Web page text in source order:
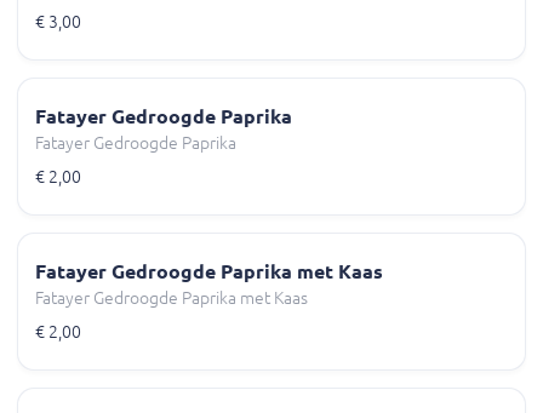
€ 3,00
Fatayer Gedroogde Paprika
Fatayer Gedroogde Paprika
€ 2,00
Fatayer Gedroogde Paprika met Kaas
Fatayer Gedroogde Paprika met Kaas
€ 2,00